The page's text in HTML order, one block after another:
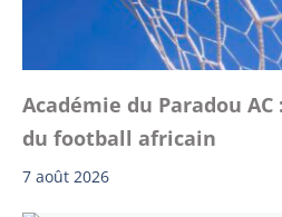
Académie du Paradou
du football africain
7 août 2026